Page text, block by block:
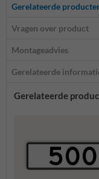
Gerelateerde
Vragen over product
Montageadvies
Gerelateerde
Gerelateerde